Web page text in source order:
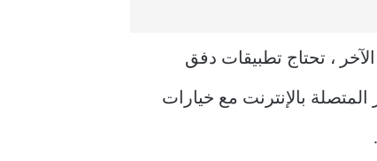
، تحتاج تطبيقات دفق
بالإنترنت مع خيارات